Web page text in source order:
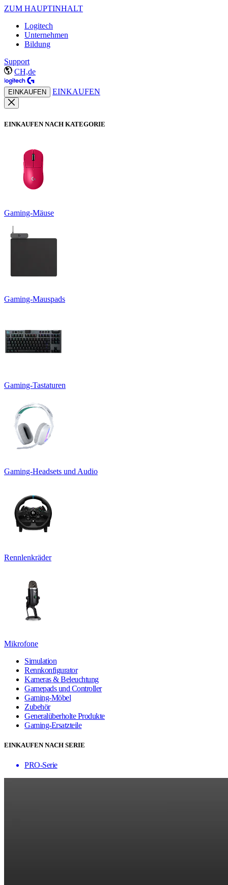
ZUM HAUPTINHALT
Logitech
Unternehmen
Bildung
Support
CH,de
EINKAUFEN EINKAUFEN
EINKAUFEN NACH KATEGORIE
Gaming-Mäuse
Gaming-Mauspads
Gaming-Tastaturen
Gaming-Headsets und Audio
Rennlenkräder
Mikrofone
Simulation
Rennkonfigurator
Kameras & Beleuchtung
Gamepads und Controller
Gaming-Möbel
Zubehör
Generalüberholte Produkte
Gaming-Ersatzteile
EINKAUFEN NACH SERIE
PRO-Serie